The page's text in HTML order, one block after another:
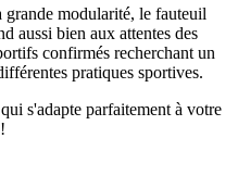
grande modularité, le fauteuil
aussi bien aux attentes des
confirmés recherchant un
pratiques sportives.
s'adapte parfaitement à votre